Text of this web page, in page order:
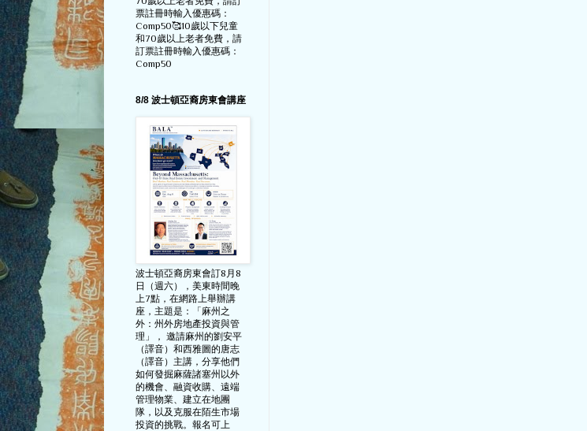
票註冊時輸入優惠碼：
Comp50🥰10歲以下兒童
和70歲以上老者免費，請
訂票註冊時輸入優惠碼：
Comp50
8/8 波士頓亞裔房東會講座
波士頓亞裔房東會訂8月8
日（週六），美東時間晚
上7點，在網路上舉辦講
座，主題是：「麻州之
外：州外房地產投資與管
理」， 邀請麻州的劉安平
（譯音）和西雅圖的唐志
（譯音）主講，分享他們
如何發掘麻薩諸塞州以外
的機會、融資收購、遠端
管理物業、建立在地團
隊，以及克服在陌生市場
投資的挑戰。報名可上